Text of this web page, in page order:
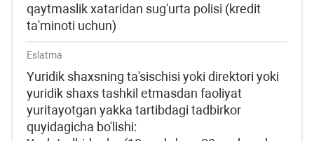
qaytmaslik xataridan sug'urta polisi (kredit
ta'minoti uchun)
Eslatma
Yuridik shaxsning ta'sischisi yoki direktori yoki
yuridik shaxs tashkil etmasdan faoliyat
yuritayotgan yakka tartibdagi tadbirkor
quyidagicha bo'lishi: